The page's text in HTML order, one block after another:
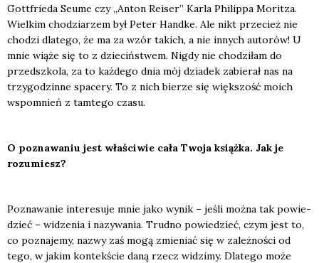
Got­t­frie­da Seu­me czy „Anton Reiser” Kar­la Phi­lip­pa Morit­za.
Wiel­kim cho­dzia­rzem był Peter Hand­ke. Ale nikt prze­cież nie
cho­dzi dla­te­go, że ma za wzór takich, a nie innych auto­rów! U
mnie wią­że się to z dzie­ciń­stwem. Nigdy nie cho­dzi­łam do
przed­szko­la, za to każ­de­go dnia mój dzia­dek zabie­rał nas na
trzy­go­dzin­ne spa­ce­ry. To z nich bie­rze się więk­szość moich
wspo­mnień z tam­te­go cza­su.
O pozna­wa­niu jest wła­ści­wie cała Two­ja książ­ka. Jak je
rozu­miesz?
Pozna­wa­nie inte­re­su­je mnie jako wynik – jeśli moż­na tak powie­
dzieć – widze­nia i nazy­wa­nia. Trud­no powie­dzieć, czym jest to,
co pozna­je­my, nazwy zaś mogą zmie­niać się w zależ­no­ści od
tego, w jakim kon­tek­ście daną rzecz widzi­my. Dla­te­go może